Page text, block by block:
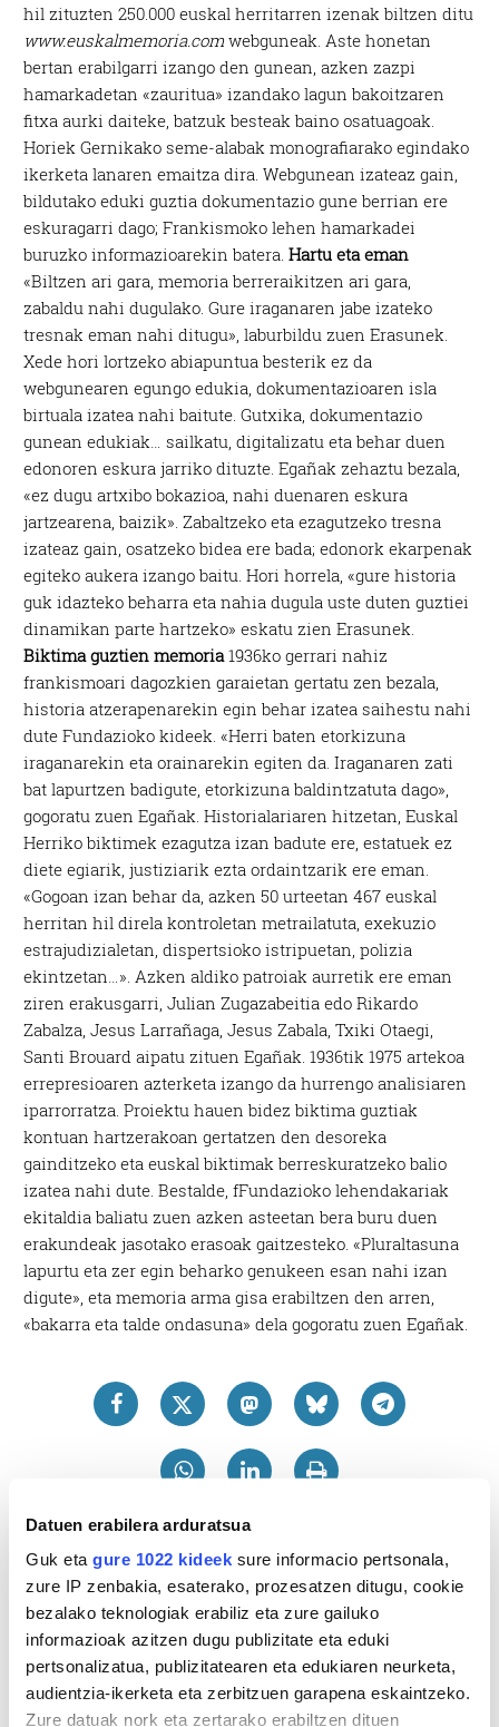
Datuen erabilera arduratsua
Guk eta gure 1022 kideek sure informacio pertsonala,
zure IP zenbakia, esaterako, prozesatzen ditugu, cookie
bezalako teknologiak erabiliz eta zure gailuko
informazioak azitzen dugu publizitate eta eduki
pertsonalizatua, publizitatearen eta edukiaren neurketa,
audientzia-ikerketa eta zerbitzuen garapena eskaintzeko.
Zure datuak nork eta zertarako erabiltzen dituen
hil zituzten 250.000 euskal herritarren izenak biltzen ditu
www.euskalmemoria.com webguneak. Aste honetan
bertan erabilgarri izango den gunean, azken zazpi
hamarkadetan «zauritua» izandako lagun bakoitzaren
fitxa aurki daiteke, batzuk besteak baino osatuagoak.
Horiek Gernikako seme-alabak monografiarako egindako
ikerketa lanaren emaitza dira. Webgunean izateaz gain,
bildutako eduki guztia dokumentazio gune berrian ere
eskuragarri dago; Frankismoko lehen hamarkadei
buruzko informazioarekin batera.Hartu eta eman
«Biltzen ari gara, memoria berreraikitzen ari gara,
zabaldu nahi dugulako. Gure iraganaren jabe izateko
tresnak eman nahi ditugu», laburbildu zuen Erasunek.
Xede hori lortzeko abiapuntua besterik ez da
webgunearen egungo edukia, dokumentazioaren isla
birtuala izatea nahi baitute. Gutxika, dokumentazio
gunean edukiak… sailkatu, digitalizatu eta behar duen
edonoren eskura jarriko dituzte. Egañak zehaztu bezala,
«ez dugu artxibo bokazioa, nahi duenaren eskura
jartzearena, baizik». Zabaltzeko eta ezagutzeko tresna
izateaz gain, osatzeko bidea ere bada; edonork ekarpenak
egiteko aukera izango baitu. Hori horrela, «gure historia
guk idazteko beharra eta nahia dugula uste duten guztiei
dinamikan parte hartzeko» eskatu zien Erasunek.
Biktima guztien memoria1936ko gerrari nahiz
frankismoari dagozkien garaietan gertatu zen bezala,
historia atzerapenarekin egin behar izatea saihestu nahi
dute Fundazioko kideek. «Herri baten etorkizuna
iraganarekin eta orainarekin egiten da. Iraganaren zati
bat lapurtzen badigute, etorkizuna baldintzatuta dago»,
gogoratu zuen Egañak. Historialariaren hitzetan, Euskal
Herriko biktimek ezagutza izan badute ere, estatuek ez
diete egiarik, justiziarik ezta ordaintzarik ere eman.
«Gogoan izan behar da, azken 50 urteetan 467 euskal
herritan hil direla kontroletan metrailatuta, exekuzio
estrajudizialetan, dispertsioko istripuetan, polizia
ekintzetan…». Azken aldiko patroiak aurretik ere eman
ziren erakusgarri, Julian Zugazabeitia edo Rikardo
Zabalza, Jesus Larrañaga, Jesus Zabala, Txiki Otaegi,
Santi Brouard aipatu zituen Egañak. 1936tik 1975 artekoa
errepresioaren azterketa izango da hurrengo analisiaren
iparrorratza. Proiektu hauen bidez biktima guztiak
kontuan hartzerakoan gertatzen den desoreka
gainditzeko eta euskal biktimak berreskuratzeko balio
izatea nahi dute. Bestalde, fFundazioko lehendakariak
ekitaldia baliatu zuen azken asteetan bera buru duen
erakundeak jasotako erasoak gaitzesteko. «Pluraltasuna
lapurtu eta zer egin beharko genukeen esan nahi izan
digute», eta memoria arma gisa erabiltzen den arren,
«bakarra eta talde ondasuna» dela gogoratu zuen Egañak.